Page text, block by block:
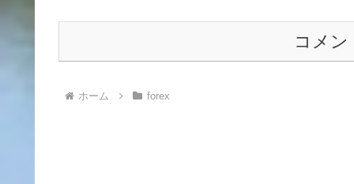
コメン
ホーム forex